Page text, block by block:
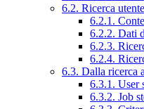
6.2. Ricerca
6.2.1.
6.2.2. Dati
6.2.3.
6.2.4.
6.3. Dalla ricerca
6.3.1. User
6.3.2. Job